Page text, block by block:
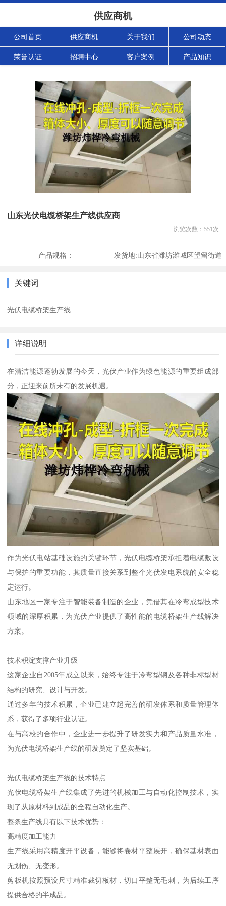
供应商机
公司首页 供应商机 关于我们 公司动态
荣誉认证 招聘中心 客户案例 产品知识
山东光伏电缆桥架生产线供应商
浏览次数： 551次
产品规格： 发货地:山东省潍坊潍城区望留街道
关键词
光伏电缆桥架生产线
详细说明
在清洁能源蓬勃发展的今天，光伏产业作为绿色能源的重要组成部
分，正迎来前所未有的发展机遇。
作为光伏电站基础设施的关键环节，光伏电缆桥架承担着电缆敷设
与保护的重要功能，其质量直接关系到整个光伏发电系统的安全稳
定运行。
山东地区一家专注于智能装备制造的企业，凭借其在冷弯成型技术
领域的深厚积累，为光伏产业提供了高性能的电缆桥架生产线解决
方案。
技术积淀支撑产业升级
这家企业自2005年成立以来，始终专注于冷弯型钢及各种非标型材
结构的研究、设计与开发。
通过多年的技术积累，企业已建立起完善的研发体系和质量管理体
系，获得了多项行业认证。
在与高校的合作中，企业进一步提升了研发实力和产品质量水准，
为光伏电缆桥架生产线的研发奠定了坚实基础。
光伏电缆桥架生产线的技术特点
光伏电缆桥架生产线集成了先进的机械加工与自动化控制技术，实
现了从原材料到成品的全程自动化生产。
整条生产线具有以下技术优势：
高精度加工能力
生产线采用高精度开平设备，能够将卷材平整展开，确保基材表面
无划伤、无变形。
剪板机按照预设尺寸精准裁切板材，切口平整无毛刺，为后续工序
提供合格的半成品。